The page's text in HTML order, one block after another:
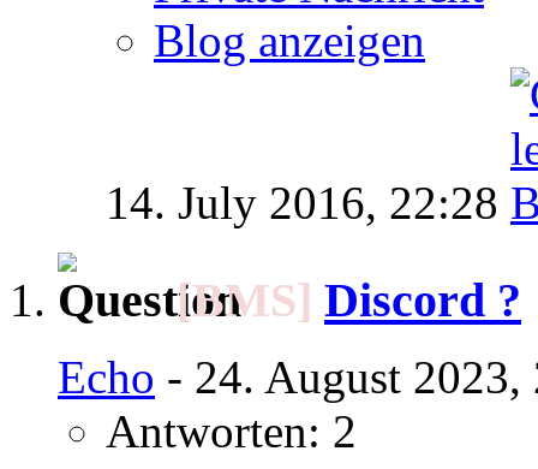
Blog anzeigen
14. July 2016, 22:28
[BMS] Discord ?
Echo - 24. August
Antworten: 2